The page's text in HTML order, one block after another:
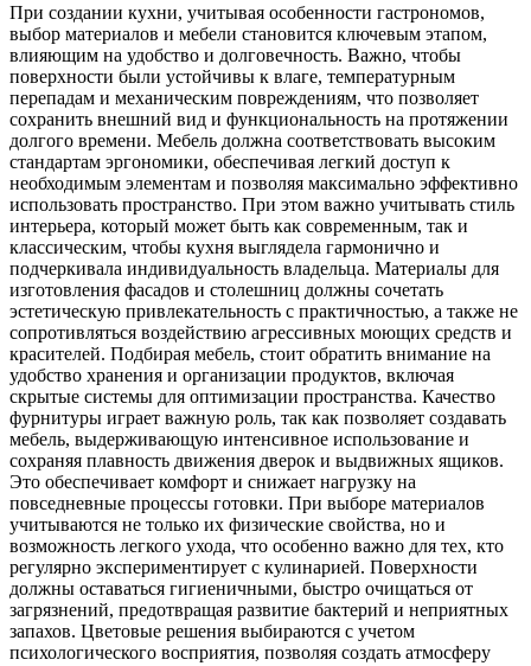
При создании кухни, учитывая особенности гастрономов,
выбор материалов и мебели становится ключевым этапом,
влияющим на удобство и долговечность. Важно, чтобы
поверхности были устойчивы к влаге, температурным
перепадам и механическим повреждениям, что позволяет
сохранить внешний вид и функциональность на протяжении
долгого времени. Мебель должна соответствовать высоким
стандартам эргономики, обеспечивая легкий доступ к
необходимым элементам и позволяя максимально эффективно
использовать пространство. При этом важно учитывать стиль
интерьера, который может быть как современным, так и
классическим, чтобы кухня выглядела гармонично и
подчеркивала индивидуальность владельца. Материалы для
изготовления фасадов и столешниц должны сочетать
эстетическую привлекательность с практичностью, а также не
сопротивляться воздействию агрессивных моющих средств и
красителей. Подбирая мебель, стоит обратить внимание на
удобство хранения и организации продуктов, включая
скрытые системы для оптимизации пространства. Качество
фурнитуры играет важную роль, так как позволяет создавать
мебель, выдерживающую интенсивное использование и
сохраняя плавность движения дверок и выдвижных ящиков.
Это обеспечивает комфорт и снижает нагрузку на
повседневные процессы готовки. При выборе материалов
учитываются не только их физические свойства, но и
возможность легкого ухода, что особенно важно для тех, кто
регулярно экспериментирует с кулинарией. Поверхности
должны оставаться гигиеничными, быстро очищаться от
загрязнений, предотвращая развитие бактерий и неприятных
запахов. Цветовые решения выбираются с учетом
психологического восприятия, позволяя создать атмосферу